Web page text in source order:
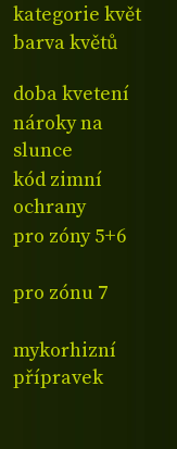
kategorie květ
barva květů
doba kvetení
nároky na
slunce
kód zimní
ochrany
pro zóny 5+6
pro zónu 7
mykorhizní
přípravek